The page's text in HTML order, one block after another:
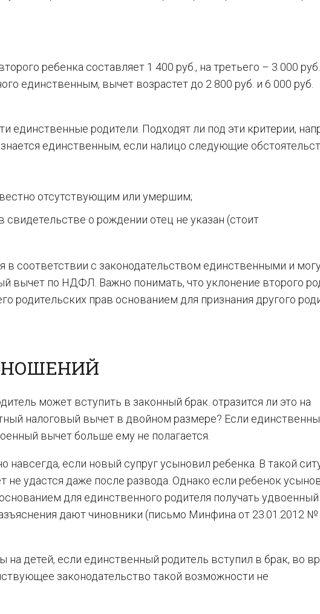
ребенка составляет 1 400 руб., на третьего – 3 000 руб.
единственным, вычет возрастет до 2 800 руб. и 6 000 руб.
единственные родители. Подходят ли под эти критерии,
единственным, если налицо следующие
отсутствующим или умершим;
свидетельстве о рождении отец не указан (стоит
в соответствии с законодательством единственными и
вычет по НДФЛ. Важно понимать, что уклонение второго
родительских прав основанием для признания другого
может вступить в законный брак. отразится ли это на
налоговый вычет в двойном размере? Если
вычет больше ему не полагается.
навсегда, если новый супруг усыновил ребенка. В такой
не удастся даже после развода. Однако если ребенок
для единственного родителя получать
дают чиновники (письмо Минфина от 23.01.2012 №
детей, если единственный родитель вступил в брак, во
законодательство такой возможности не